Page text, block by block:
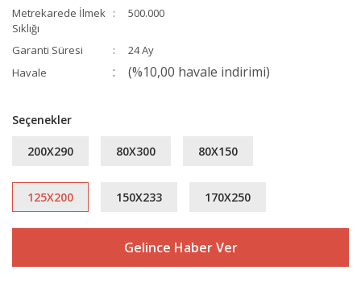
Metrekarede İlmek
Sıklığı
500.000
Garanti Süresi
24 Ay
Havale
(%10,00 havale indirimi)
Seçenekler
200X290 80X300 80X150
125X200 150X233 170X250
Gelince Haber Ver